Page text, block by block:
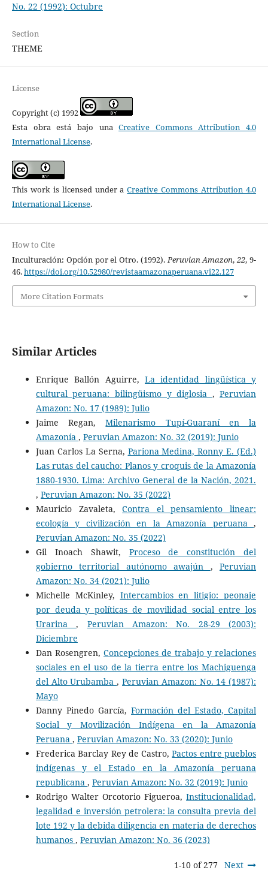
No. 22 (1992): Octubre
Section
THEME
License
Copyright (c) 1992
Esta obra está bajo unaCreative Commons Attribution 4.0
International License.
This work is licensed under aCreative Commons Attribution 4.0
International License.
How to Cite
Inculturación: Opción por el Otro. (1992).Peruvian Amazon,22, 9-
46.https://doi.org/10.52980/revistaamazonaperuana.vi22.127
More Citation Formats
Similar Articles
Enrique Ballón Aguirre, La identidad lingüística y
cultural peruana: bilingüismo y diglosia ,Peruvian
Amazon: No. 17 (1989): Julio
Jaime Regan,Milenarismo Tupí-Guaraní en la
Amazonía , Peruvian Amazon: No. 32 (2019): Junio
Juan Carlos La Serna, Pariona Medina, Ronny E. (Ed.)
Las rutas del caucho: Planos y croquis de la Amazonía
1880-1930. Lima: Archivo General de la Nación, 2021.
, Peruvian Amazon: No. 35 (2022)
Mauricio Zavaleta,Contra el pensamiento linear:
ecología y civilización en la Amazonía peruana,
Peruvian Amazon: No. 35 (2022)
Gil Inoach Shawit, Proceso de constitución del
gobierno territorial autónomo awajún ,Peruvian
Amazon: No. 34 (2021): Julio
Michelle McKinley, Intercambios en litigio: peonaje
por deuda y políticas de movilidad social entre los
Urarina, Peruvian Amazon: No. 28-29 (2003):
Diciembre
Dan Rosengren, Concepciones de trabajo y relaciones
sociales en el uso de la tierra entre los Machiguenga
del Alto Urubamba,Peruvian Amazon: No. 14 (1987):
Mayo
Danny Pinedo García, Formación del Estado, Capital
Social y Movilización Indígena en la Amazonía
Peruana , Peruvian Amazon: No. 33 (2020): Junio
Frederica Barclay Rey de Castro,Pactos entre pueblos
indígenas y el Estado en la Amazonía peruana
republicana , Peruvian Amazon: No. 32 (2019): Junio
Rodrigo Walter Orcotorio Figueroa,Institucionalidad,
legalidad e inversión petrolera: la consulta previa del
lote 192 y la debida diligencia en materia de derechos
humanos , Peruvian Amazon: No. 36 (2023)
1-10 of 277 Next